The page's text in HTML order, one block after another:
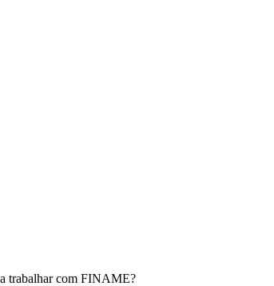
trabalhar com FINAME?